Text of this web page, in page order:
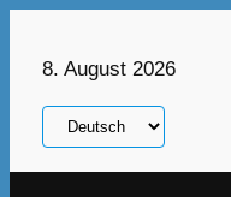
8. August 2026
Sprache
auswählen